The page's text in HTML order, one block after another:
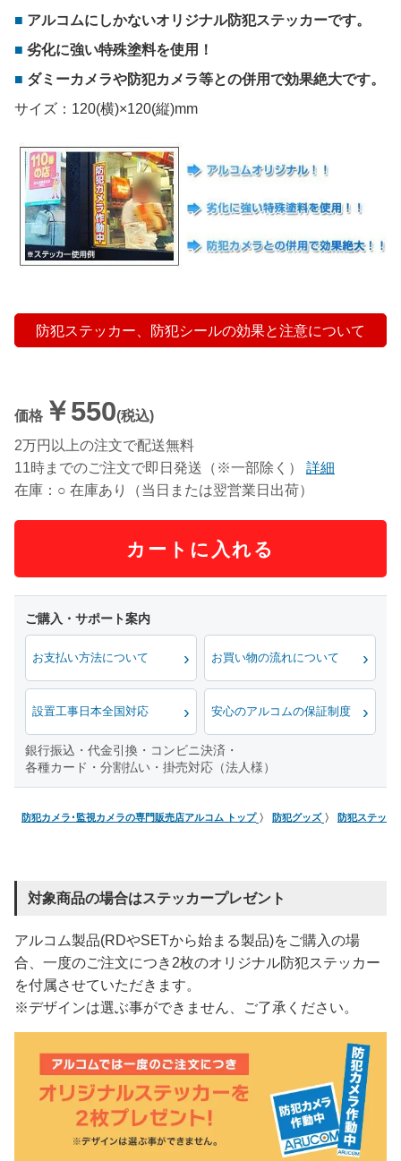
アルコムにしかないオリジナル防犯ステッカーです。
劣化に強い特殊塗料を使用！
ダミーカメラや防犯カメラ等との併用で効果絶大です。
サイズ：120(横)×120(縦)mm
防犯ステッカー、防犯シールの効果と注意について
価格 ￥550(税込)
2万円以上の注文で配送無料
11時までのご注文で即日発送（※一部除く）
詳細
在庫：○ 在庫あり（当日または翌営業日出荷）
カートに入れる
お支払い方法について お買い物の流れについて
設置工事日本全国対応 安心のアルコムの保証制度
銀行振込・代金引換・コンビニ決済・
各種カード・分割払い・掛売対応（法人様）
防犯カメラ･監視カメラの専門販売店アルコム トップ 防犯グッズ 防犯ステッカ
対象商品の場合はステッカープレゼント
アルコム製品(RDやSETから始まる製品)をご購入の場
合、一度のご注文につき2枚のオリジナル防犯ステッカー
を付属させていただきます。
※デザインは選ぶ事ができません、ご了承ください。